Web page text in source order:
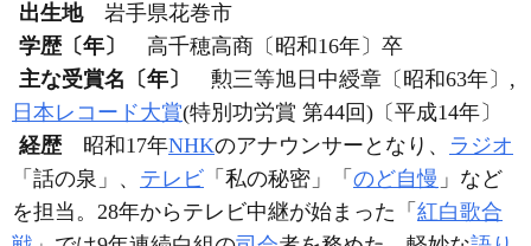
出生地
岩手県花巻市
学歴〔年〕
高千穂高商〔昭和16年〕卒
主な受賞名〔年〕
勲三等旭日中綬章〔昭和63年〕,
日本レコード大賞(特別功労賞 第44回)〔平成14年〕
経歴
昭和17年NHKのアナウンサーとなり、 ラジオ
「話の泉」、 テレビ 「私の秘密」「 のど自慢 」など
を担当。28年からテレビ中継が始まった「 紅白歌合